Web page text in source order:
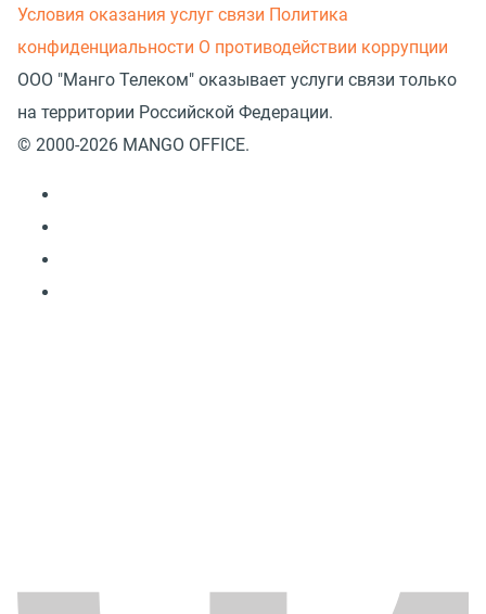
Условия оказания услуг связи Политика
конфиденциальности О противодействии коррупции
ООО "Манго Телеком" оказывает услуги связи только
на территории Российской Федерации.
© 2000-2026 MANGO OFFICE.